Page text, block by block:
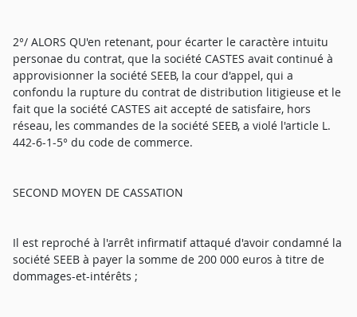
2°/ ALORS QU'en retenant, pour écarter le caractère intuitu
personae du contrat, que la société CASTES avait continué à
approvisionner la société SEEB, la cour d'appel, qui a
confondu la rupture du contrat de distribution litigieuse et le
fait que la société CASTES ait accepté de satisfaire, hors
réseau, les commandes de la société SEEB, a violé l'article L.
442-6-1-5° du code de commerce.
SECOND MOYEN DE CASSATION
Il est reproché à l'arrêt infirmatif attaqué d'avoir condamné la
société SEEB à payer la somme de 200 000 euros à titre de
dommages-et-intérêts ;